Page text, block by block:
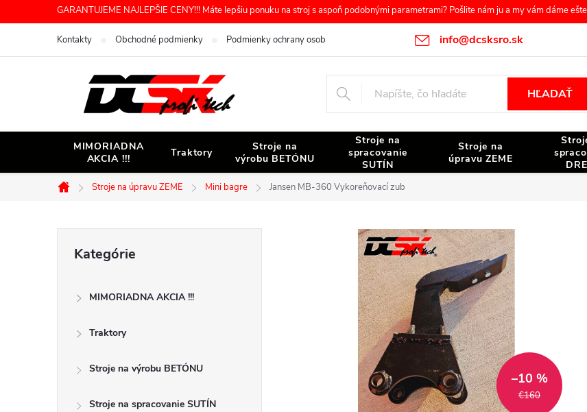
na
GARANTUJEME NAJLEPŠIE CENY!!! Máte lepšiu ponuku na stroj s aspoň podobnými parametrami? Pošlite nám ju a my vám dáme
info@dcsksro.sk
Kontakty Obchodné podmienky Podmienky ochrany osobných údajov Reklamačné podmienky Odstúpenie od
HĽADAŤ
MIMORIADNA
AKCIA !!!
Traktory
Stroje na
výrobu BETÓNU
Stroje na
spracovanie
SUTÍN
Stroje na
úpravu ZEME
Domov
Stroje na úpravu ZEME Mini bagre Jansen MB-360 Vykoreňovací zub
kategórie
Kategórie
MIMORIADNA AKCIA !!!
Traktory
Stroje na výrobu BETÓNU
Stroje na spracovanie SUTÍN
€160
–10 %